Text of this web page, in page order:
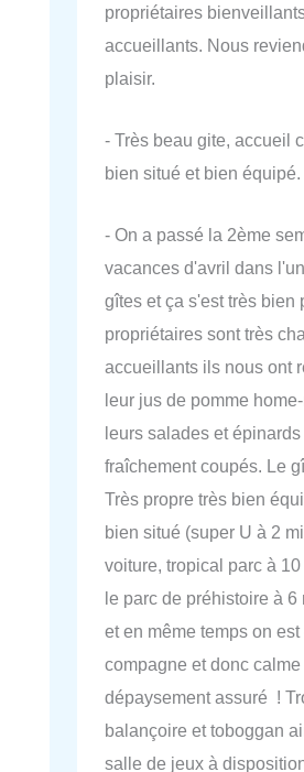
propriétaires
accueillants. Nous
plaisir.
- Très beau gite, accueil
bien situé et bien équipé.
- On a passé la 2ème
vacances d'avril dans
gîtes et ça s'est très bien
propriétaires sont très
accueillants ils nous ont
leur jus de pomme
leurs salades et épinards
fraîchement coupés. Le
Très propre très bien
bien situé (super U à 2
voiture, tropical parc à
le parc de préhistoire à 6
et en même temps on
compagne et donc calme
dépaysement assuré !
balançoire et toboggan
salle de jeux à